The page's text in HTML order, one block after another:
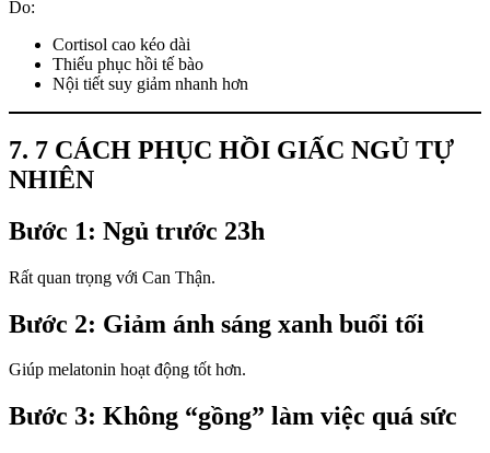
Do:
Cortisol cao kéo dài
Thiếu phục hồi tế bào
Nội tiết suy giảm nhanh hơn
7. 7 CÁCH PHỤC HỒI GIẤC NGỦ TỰ
NHIÊN
Bước 1: Ngủ trước 23h
Rất quan trọng với Can Thận.
Bước 2: Giảm ánh sáng xanh buổi tối
Giúp melatonin hoạt động tốt hơn.
Bước 3: Không “gồng” làm việc quá sức